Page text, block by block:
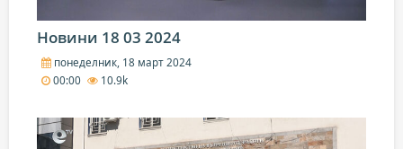
Новини 18 03 2024
понеделник, 18 март 2024
00:00
10.9k